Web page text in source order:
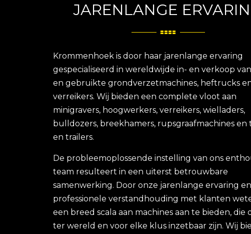
JARENLANGE
Krommenhoek is door haar jarenlange ervaring
gespecialiseerd in wereldwijde in- en verkoop
en gebruikte grondverzetmachines, heftrucks
verreikers. Wij bieden een complete vloot aan
minigravers, hoogwerkers, verreikers, wielladers,
bulldozers, breekhamers, rupsgraafmachines en
en trailers.
De probleemoplossende instelling van ons
team resulteert in een uiterst betrouwbare
samenwerking. Door onze jarenlange ervaring en
professionele verstandhouding met klanten
een breed scala aan machines aan te bieden, die
ter wereld en voor elke klus inzetbaar zijn. Wij